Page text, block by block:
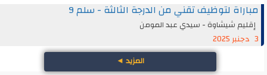
مباراة لتوظيف تقني من الدرجة الثالثة - سلم 9
إقليم شيشاوة - سيدي عبد المومن
المزيد◄